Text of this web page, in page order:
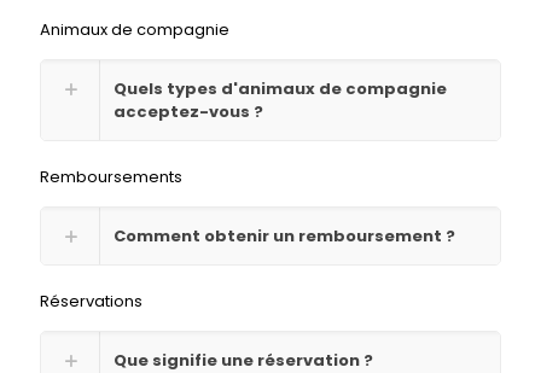
Animaux de compagnie
Quels types d'animaux de compagnie
acceptez-vous ?
Remboursements
Comment obtenir un remboursement ?
Réservations
Que signifie une réservation ?